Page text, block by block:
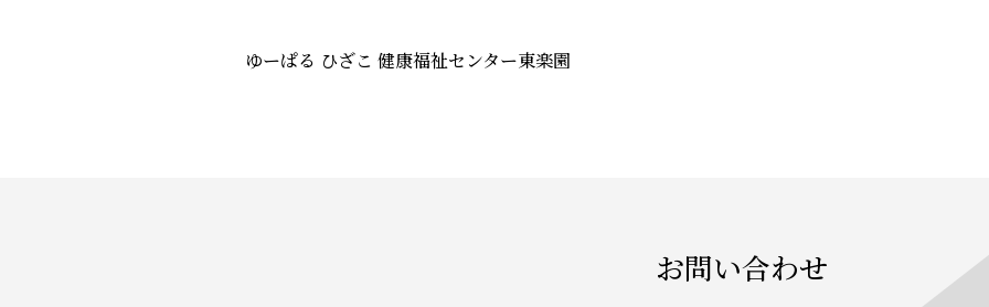
ゆーぱる ひざこ 健康福祉センター東楽園
お問い合わせ